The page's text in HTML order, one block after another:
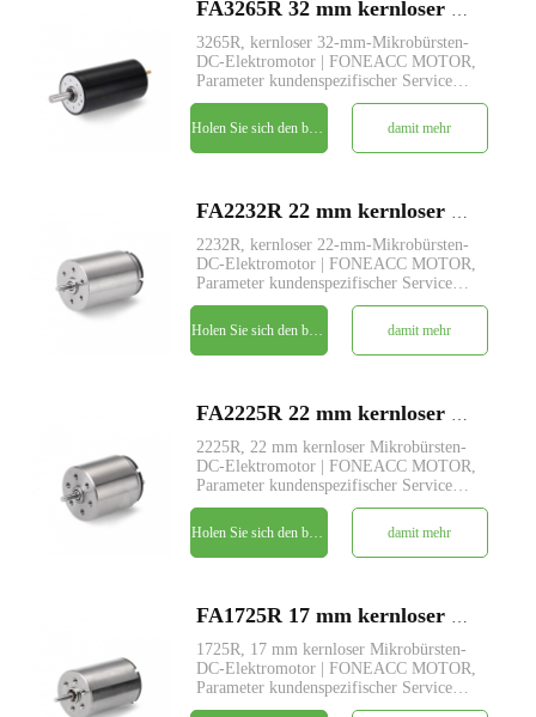
3265R, kernloser 32-mm-Mikrobürsten-
DC-Elektromotor | FONEACC MOTOR,
Parameter kundenspezifischer Service
verfügbar.
damit mehr
2232R, kernloser 22-mm-Mikrobürsten-
DC-Elektromotor | FONEACC MOTOR,
Parameter kundenspezifischer Service
verfügbar.
damit mehr
2225R, 22 mm kernloser Mikrobürsten-
DC-Elektromotor | FONEACC MOTOR,
Parameter kundenspezifischer Service
verfügbar.
damit mehr
1725R, 17 mm kernloser Mikrobürsten-
DC-Elektromotor | FONEACC MOTOR,
Parameter kundenspezifischer Service
verfügbar.